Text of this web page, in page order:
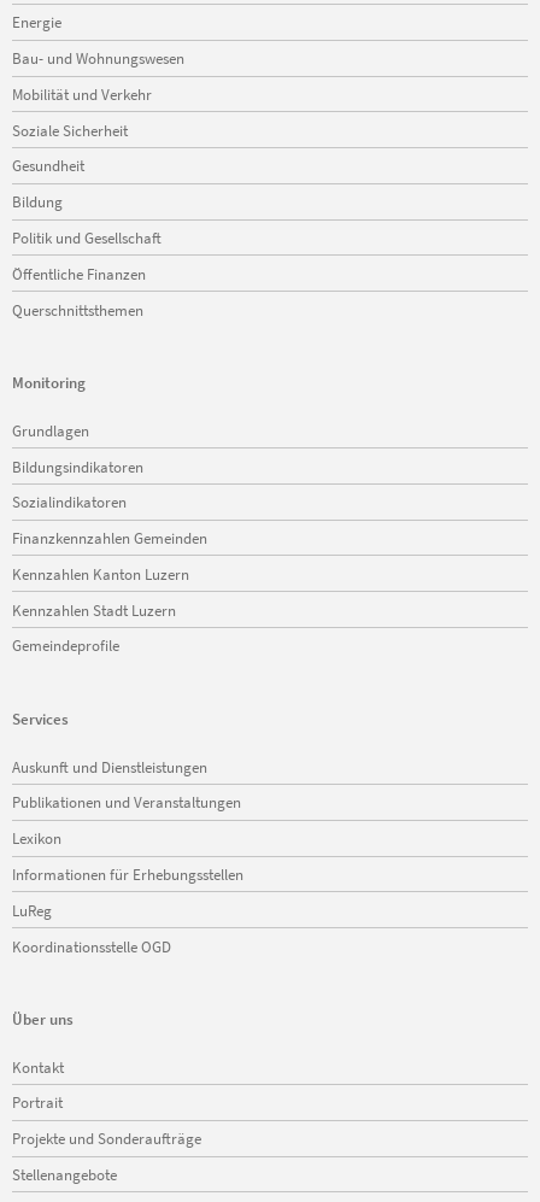
Energie
Bau- und Wohnungswesen
Mobilität und Verkehr
Soziale Sicherheit
Gesundheit
Bildung
Politik und Gesellschaft
Öffentliche Finanzen
Querschnittsthemen
Monitoring
Navigation
überspringen
Grundlagen
Bildungsindikatoren
Sozialindikatoren
Finanzkennzahlen Gemeinden
Kennzahlen Kanton Luzern
Kennzahlen Stadt Luzern
Gemeindeprofile
Services
Navigation
überspringen
Auskunft und Dienstleistungen
Publikationen und Veranstaltungen
Lexikon
Informationen für Erhebungsstellen
LuReg
Koordinationsstelle OGD
Über uns
Navigation
überspringen
Kontakt
Portrait
Projekte und Sonderaufträge
Stellenangebote